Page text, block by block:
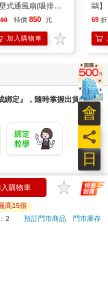
式通風扇(吸排風
特價 850 元
加入購物車
鷗
(8款
企鵝
69 折
綁定』，隨時掌握出貨動
如接獲電話要求您前往
免受騙上當！
回商品須為全新狀態**
購物車
高15倍
2 預訂門市商品
門市庫存
日
員
會